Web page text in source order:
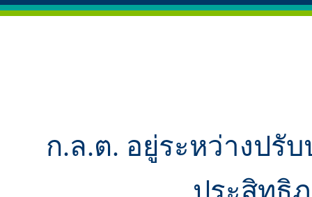
ก.ล.ต. อยู่ระหว่างปรั